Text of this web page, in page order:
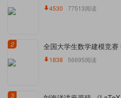
4530 77513阅读
2 全国大学生数学建模竞
1838 56695阅读
3